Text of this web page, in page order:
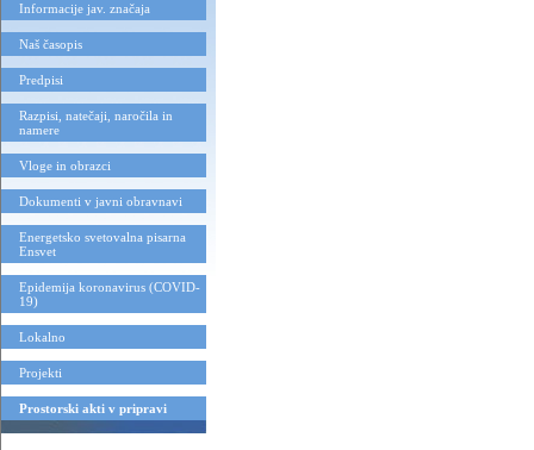
Informacije jav. značaja
Naš časopis
Predpisi
Razpisi, natečaji, naročila in
namere
Vloge in obrazci
Dokumenti v javni obravnavi
Energetsko svetovalna pisarna
Ensvet
Epidemija koronavirus (COVID-
19)
Lokalno
Projekti
Prostorski akti v pripravi